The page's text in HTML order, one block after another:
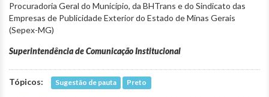
Procuradoria Geral do Município, da BHTrans e do Sindicato das
Empresas de Publicidade Exterior do Estado de Minas Gerais
(Sepex-MG)
Superintendência de Comunicação Institucional
Tópicos: Sugestão de pauta Preto